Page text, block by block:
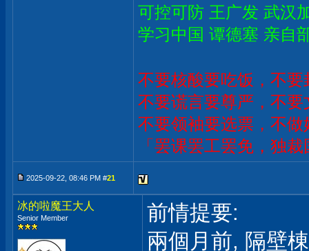
可控可防 王广发 武汉
学习中国 谭德塞 亲自
不要核酸要吃饭，不要
不要谎言要尊严，不要
不要领袖要选票，不做
「罢课罢工罢免，独
2025-09-22, 08:46 PM #21
冰的啦魔王大人
Senior Member
前情提要:
兩個月前, 隔壁